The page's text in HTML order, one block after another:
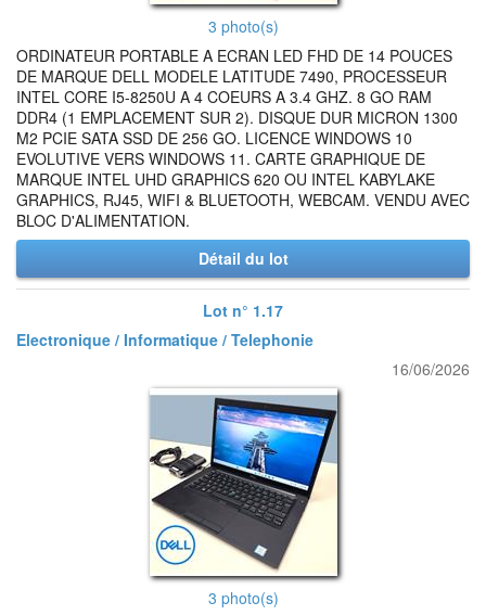
3 photo(s)
ORDINATEUR PORTABLE A ECRAN LED FHD DE 14 POUCES
DE MARQUE DELL MODELE LATITUDE 7490, PROCESSEUR
INTEL CORE I5-8250U A 4 COEURS A 3.4 GHZ. 8 GO RAM
DDR4 (1 EMPLACEMENT SUR 2). DISQUE DUR MICRON 1300
M2 PCIE SATA SSD DE 256 GO. LICENCE WINDOWS 10
EVOLUTIVE VERS WINDOWS 11. CARTE GRAPHIQUE DE
MARQUE INTEL UHD GRAPHICS 620 OU INTEL KABYLAKE
GRAPHICS, RJ45, WIFI & BLUETOOTH, WEBCAM. VENDU AVEC
BLOC D'ALIMENTATION.
Détail du lot
Lot n° 1.17
Electronique / Informatique / Telephonie
16/06/2026
3 photo(s)